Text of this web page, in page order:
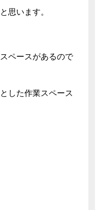
思います。
ペースがあるので
した作業スペース